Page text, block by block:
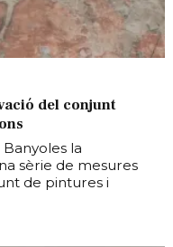
del conjunt
la
sèrie de mesures
de pintures i